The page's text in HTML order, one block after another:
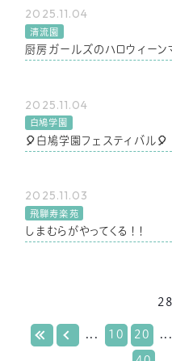
2025.11.04
清流園
厨房ガールズのハロウィーン
2025.11.04
白鳩学園
🎈白鳩学園フェスティバル🎈
2025.11.03
飛騨寿楽苑
しまむらがやってくる！！
... 10 20 ...